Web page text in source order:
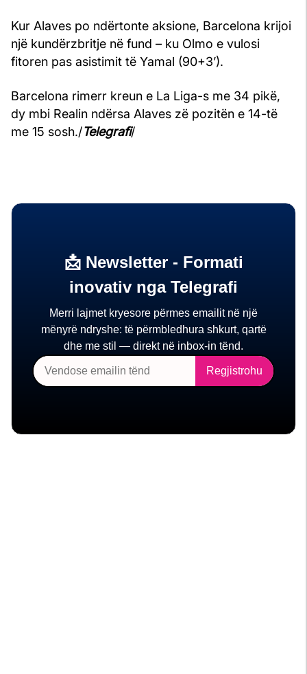
Kur Alaves po ndërtonte aksione, Barcelona krijoi
një kundërzbritje në fund – ku Olmo e vulosi
fitoren pas asistimit të Yamal (90+3’).
Barcelona rimerr kreun e La Liga-s me 34 pikë,
dy mbi Realin ndërsa Alaves zë pozitën e 14-të
me 15 sosh./Telegrafi/